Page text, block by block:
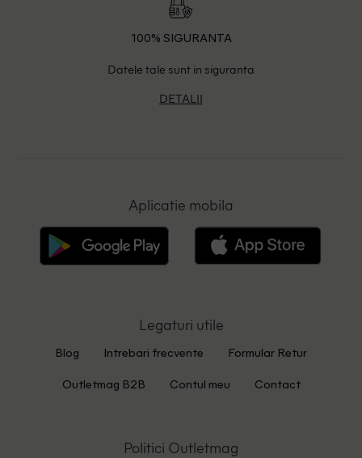
100% SIGURANTA
Datele tale sunt in siguranta
DETALII
Aplicatie mobila
Legaturi utile
Blog Intrebari frecvente Formular Retur
Outletmag B2B Contul meu Contact
Politici Outletmag